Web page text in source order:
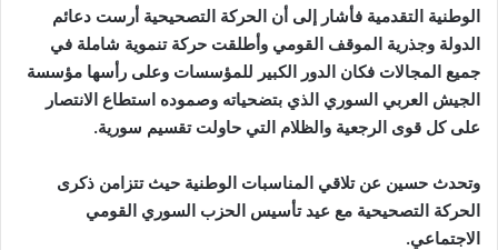
الوطنية التقدمية فأشار إلى أن الحركة التصحيحية أرست دعائم
الدولة وجذرية الموقف القومي وأطلقت حركة تنموية شاملة في
جميع المجالات فكان الدور الكبير للمؤسسات وعلى رأسها مؤسسة
الجيش العربي السوري الذي بتضحياته وصموده استطاع الانتصار
على كل قوى الرجعية والظلام التي حاولت تقسيم سورية.
وتحدث حسين عن تلاقي المناسبات الوطنية حيث تتزامن ذكرى
الحركة التصحيحية مع عيد تأسيس الحزب السوري القومي
الاجتماعي.